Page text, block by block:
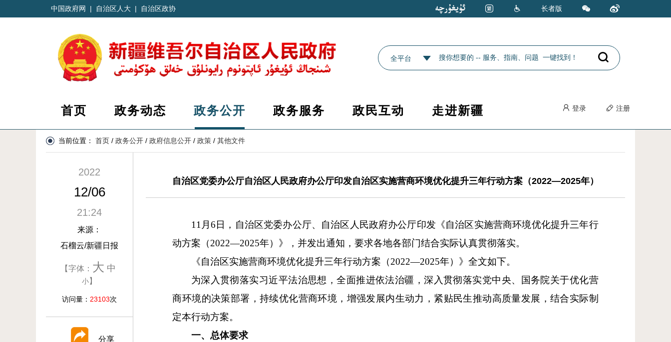
中国政府网 | 自治区人大 | 自治区政协 长者版
全平台
首页 政务动态 政务公开 政务服务 政民互动 走进新疆 登录 注册
当前位置： 首页 / 政务公开 / 政府信息公开 / 政策 / 其他文件
2022
12/06
21:24
来源：
石榴云/新疆日报
【字体： 大 中
小】
访问量： 23103次
分享
自治区党委办公厅自治区人民政府办公厅印发自治区实施营商环境优化提升三年行动方案（2022—2025年）
11月6日，自治区党委办公厅、自治区人民政府办公厅印发《自治区实施营商环境优化提升三年行
动方案（2022—2025年）》，并发出通知，要求各地各部门结合实际认真贯彻落实。
《自治区实施营商环境优化提升三年行动方案（2022—2025年）》全文如下。
为深入贯彻落实习近平法治思想，全面推进依法治疆，深入贯彻落实党中央、国务院关于优化营
商环境的决策部署，持续优化营商环境，增强发展内生动力，紧贴民生推动高质量发展，结合实际制
定本行动方案。
一、总体要求